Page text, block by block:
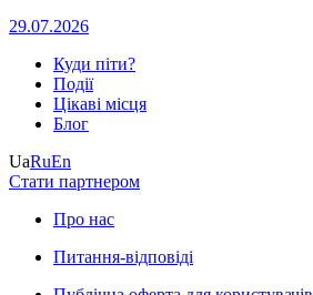
29.07.2026
Куди піти?
Події
Цікаві місця
Блог
UaRuEn
Стати партнером
Про нас
Питання-відповіді